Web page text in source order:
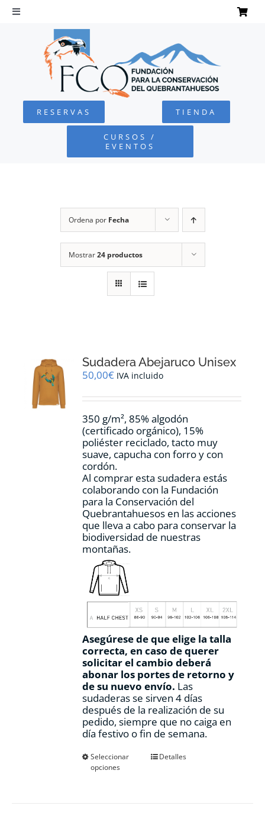
Saltar
Toggle
Navigation
QUEBRANTAHUESOS
FUNDACIÓN
CARRITO
RESERVAS TIENDA
CURSOS /
EVENTOS
Ordena por Fecha
Mostrar24 productos
Sudadera Abejaruco Unisex
50,00€ IVA incluido
350 g/m², 85% algodón
(certificado orgánico), 15%
poliéster reciclado, tacto muy
suave, capucha con forro y con
cordón.
Al comprar esta sudadera estás
colaborando con la Fundación
para la Conservación del
Quebrantahuesos en las acciones
que lleva a cabo para conservar la
biodiversidad de nuestras
montañas.
Asegúrese de que elige la talla
correcta, en caso de querer
solicitar el cambio deberá
abonar los portes de retorno y
de su nuevo envío. Las
sudaderas se sirven 4 días
después de la realización de su
pedido, siempre que no caiga en
día festivo o fin de semana.
Seleccionar
opciones
EsteDetalles